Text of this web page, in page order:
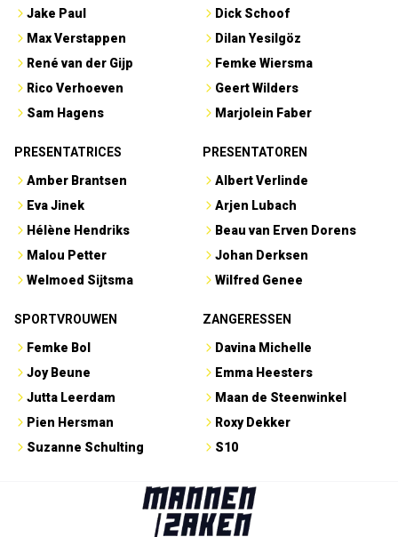
Jake Paul
Max Verstappen
René van der Gijp
Rico Verhoeven
Sam Hagens
Dick Schoof
Dilan Yesilgöz
Femke Wiersma
Geert Wilders
Marjolein Faber
PRESENTATRICES
Amber Brantsen
Eva Jinek
Hélène Hendriks
Malou Petter
Welmoed Sijtsma
PRESENTATOREN
Albert Verlinde
Arjen Lubach
Beau van Erven Dorens
Johan Derksen
Wilfred Genee
SPORTVROUWEN
Femke Bol
Joy Beune
Jutta Leerdam
Pien Hersman
Suzanne Schulting
ZANGERESSEN
Davina Michelle
Emma Heesters
Maan de Steenwinkel
Roxy Dekker
S10